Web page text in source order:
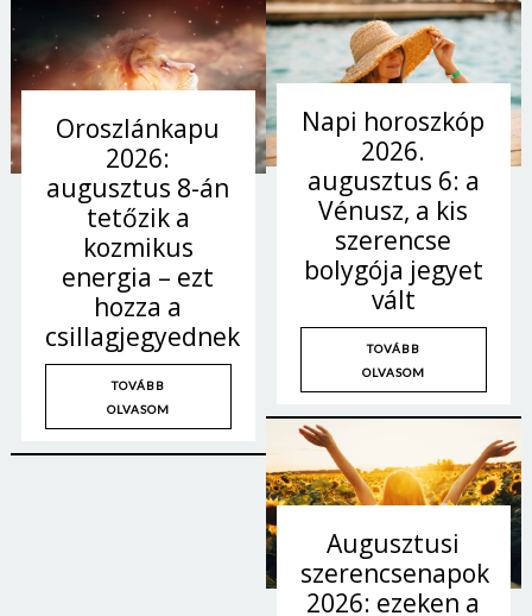
Oroszlánkapu
2026:
augusztus 8-án
tetőzik a
kozmikus
energia – ezt
hozza a
csillagjegyednek
TOVÁBB
OLVASOM
Napi horoszkóp
2026.
augusztus 6: a
Vénusz, a kis
szerencse
bolygója jegyet
vált
TOVÁBB
OLVASOM
Augusztusi
szerencsenapok
2026: ezeken a
Jelszó
Mégse Bejelentkezés